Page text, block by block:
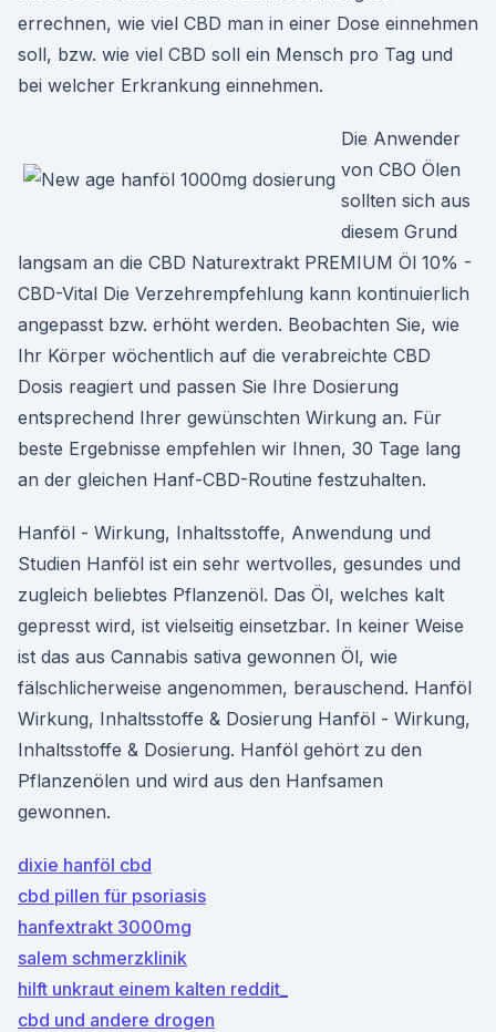
errechnen, wie viel CBD man in einer Dose einnehmen
soll, bzw. wie viel CBD soll ein Mensch pro Tag und
bei welcher Erkrankung einnehmen.
Die Anwender
von CBO Ölen
sollten sich aus
diesem Grund
langsam an die CBD Naturextrakt PREMIUM Öl 10% -
CBD-Vital Die Verzehrempfehlung kann kontinuierlich
angepasst bzw. erhöht werden. Beobachten Sie, wie
Ihr Körper wöchentlich auf die verabreichte CBD
Dosis reagiert und passen Sie Ihre Dosierung
entsprechend Ihrer gewünschten Wirkung an. Für
beste Ergebnisse empfehlen wir Ihnen, 30 Tage lang
an der gleichen Hanf-CBD-Routine festzuhalten.
Hanföl - Wirkung, Inhaltsstoffe, Anwendung und
Studien Hanföl ist ein sehr wertvolles, gesundes und
zugleich beliebtes Pflanzenöl. Das Öl, welches kalt
gepresst wird, ist vielseitig einsetzbar. In keiner Weise
ist das aus Cannabis sativa gewonnen Öl, wie
fälschlicherweise angenommen, berauschend. Hanföl
Wirkung, Inhaltsstoffe & Dosierung Hanföl - Wirkung,
Inhaltsstoffe & Dosierung. Hanföl gehört zu den
Pflanzenölen und wird aus den Hanfsamen
gewonnen.
dixie hanföl cbd
cbd pillen für psoriasis
hanfextrakt 3000mg
salem schmerzklinik
hilft unkraut einem kalten reddit_
cbd und andere drogen